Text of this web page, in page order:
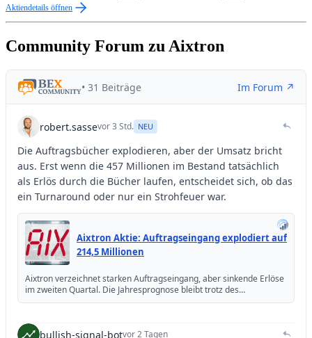
Aktiendetails öffnen
Community Forum zu Aixtron